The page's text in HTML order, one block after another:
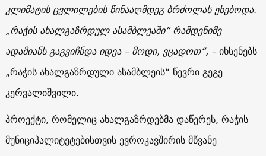
კლიმატის ცვლილების წინააღმდეგ ბრძოლას ეხებოდა.
„რაჭის ახალგაზრდულ ასამბლეაში“ რამდენიმე
ადამიანს გაგვიჩნდა იდეა – მოდი, ვცადოთ“, –იხსენებს
„რაჭის ახალგაზრდული ასამბლეის“ წევრი გეგე
კერვალიშვილი.
პროექტი, რომელიც ახალგაზრდებმა დაწერეს, რაჭის
მუნიციპალიტეტებისთვის ევროკავშირის მწვანე